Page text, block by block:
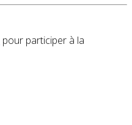
pour participer à la